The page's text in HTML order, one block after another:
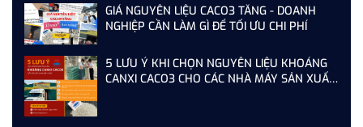
GIÁ NGUYÊN LIỆU CACO3 TĂNG - DOANH
NGHIỆP CẦN LÀM GÌ ĐỂ TỐI ƯU CHI PHÍ
5 LƯU Ý KHI CHỌN NGUYÊN LIỆU KHOÁNG
CANXI CACO3 CHO CÁC NHÀ MÁY SẢN XUẤT